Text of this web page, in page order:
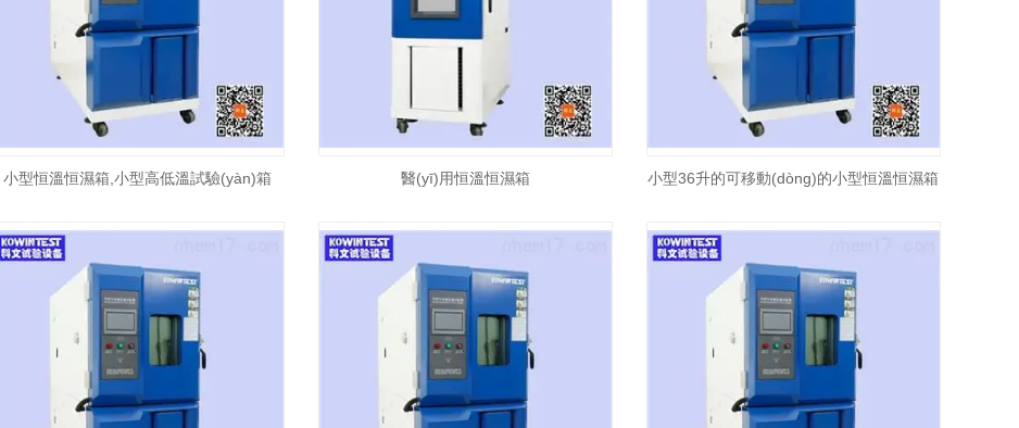
小型恒溫恒濕箱,小型高低溫試驗(yàn)箱 醫(yī)用恒溫恒濕箱 小型36升的可移動(dòng)的小型恒溫恒濕箱